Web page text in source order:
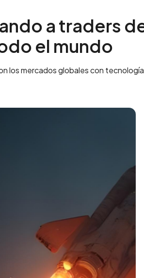
a traders
el mundo
los mercados globales con